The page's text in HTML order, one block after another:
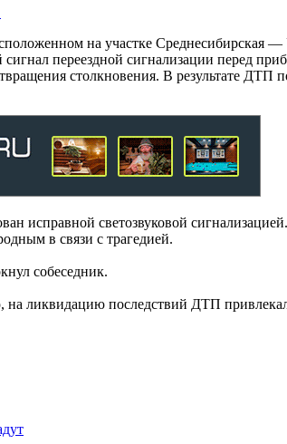
на участке Среднесибирская
переездной сигнализации перед
столкновения. В результате ДТП
исправной светозвуковой
в связи с трагедией.
собеседник.
ликвидацию последствий ДТП